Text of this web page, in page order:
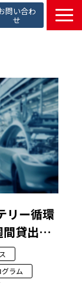
問い合わ
せ
リー循環
貸出し
ラム